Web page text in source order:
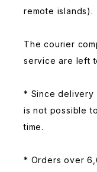
remote islands).
The courier
service are left
* Since delivery
is not possible
time.
* Orders over